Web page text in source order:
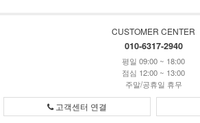
CUSTOMER CENTER
010-6317-2940
평일 09:00 ~ 18:00
점심 12:00 ~ 13:00
주말/공휴일 휴무
고객센터 연결